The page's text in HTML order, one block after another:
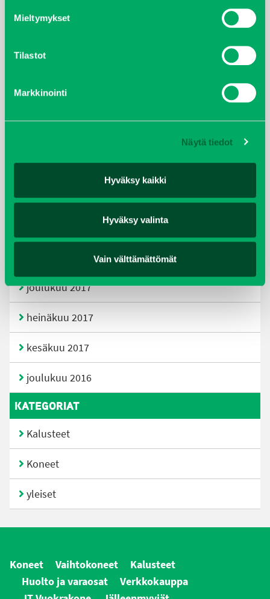
Mieltymykset
Tilastot
Markkinointi
Näytä tiedot
Hyväksy kaikki
Hyväksy valinta
Vain välttämättömät
lokakuu 2021
huhtikuu 2019
helmikuu 2019
tammikuu 2018
joulukuu 2017
heinäkuu 2017
kesäkuu 2017
joulukuu 2016
KATEGORIAT
Kalusteet
Koneet
yleiset
Koneet Vaihtokoneet
Kalusteet
Huolto ja varaosat
Verkkokauppa